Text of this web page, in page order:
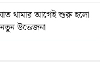
থামার আগেই শুরু হলো
নতুন উত্তেজনা